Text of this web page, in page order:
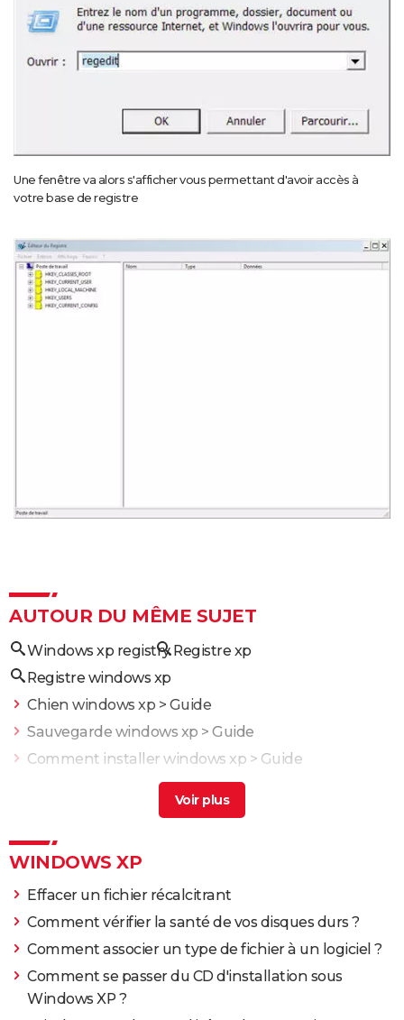
Dictionnaire
Biographies
Citations
Expressions
Proverbes
PROGRAMME TV
COPAINS D'AVANT
Bricolage
Lifestyle
Culture
Sport
Auto
Television
Voyage
Cinema
Une fenêtre va alors s'afficher vous permettant d'avoir accès à
votre base de registre
AUTOUR DU MÊME SUJET
Windows xp registry Registre xp
Registre windows xp
Chien windows xp > Guide
Sauvegarde windows xp > Guide
Comment installer windows xp > Guide
Antivirus windows xp> Guide
Optimiser windows xp
> Guide
WINDOWS XP
Effacer un fichier récalcitrant
Comment vérifier la santé de vos disques durs ?
Comment associer un type de fichier à un logiciel ?
Comment se passer du CD d'installation sous
Windows XP ?